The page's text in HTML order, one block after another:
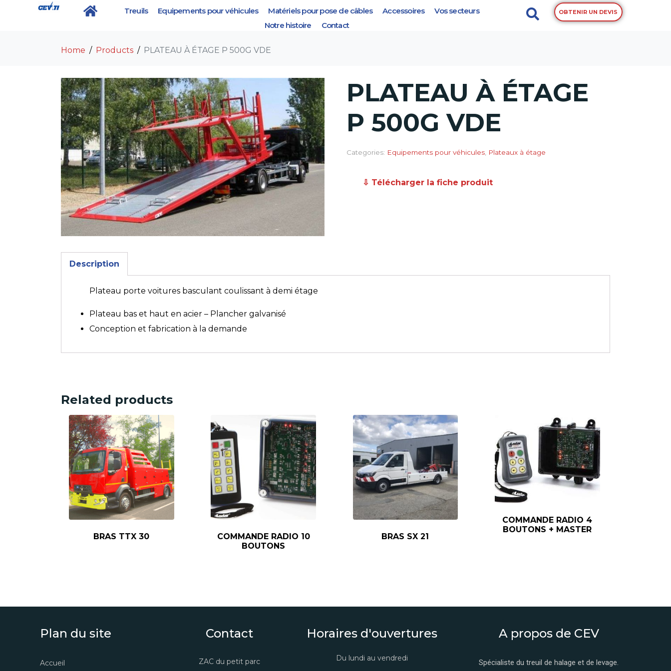
Treuils Equipements pour véhicules Matériels pour pose de câbles Accessoires
Vos secteurs
Notre histoire
Contact
OBTENIR UN DEVIS
PLATEAU À ÉTAGE P 500G VDE
Home Products PLATEAU À ÉTAGE P 500G VDE
PLATEAU À ÉTAGE
P 500G VDE
Categories: Equipements pour véhicules Plateaux à étage
⇩ Télécharger la fiche produit
Description
Plateau porte voitures basculant coulissant à demi étage
Plateau bas et haut en acier – Plancher galvanisé
Conception et fabrication à la demande
Related products
BRAS TTX 30
COMMANDE RADIO 10
BOUTONS
BRAS SX 21
COMMANDE RADIO 4
BOUTONS + MASTER
Plan du site
Accueil
Contact
ZAC du petit parc
Horaires d'ouvertures
Du lundi au vendredi
A propos de CEV
Spécialiste du treuil de halage et de levage.